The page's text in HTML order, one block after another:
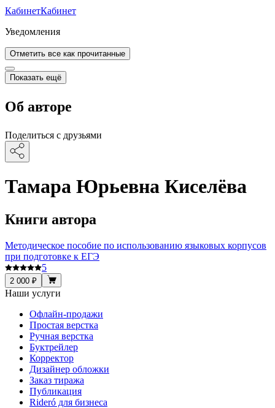
КабинетКабинет
Уведомления
Отметить все как прочитанные
Показать ещё
Об авторе
Поделиться с друзьями
Тамара Юрьевна Киселёва
Книги автора
Методическое пособие по использованию языковых корпусов
при подготовке к ЕГЭ
5
2 000 ₽
Наши услуги
Офлайн-продажи
Простая верстка
Ручная верстка
Буктрейлер
Корректор
Дизайнер обложки
Заказ тиража
Публикация
Rideró для бизнеса